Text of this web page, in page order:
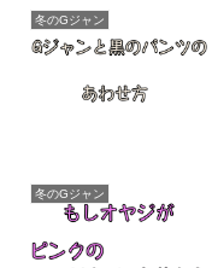
冬のGジャン
冬のGジャン